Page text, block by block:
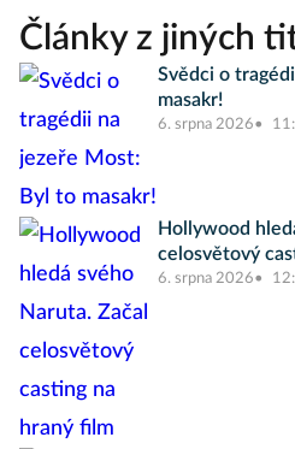
Články z jiných
Svědci o
masakr!
6. srpna 2026
Hollywood
celosvětový
6. srpna 2026